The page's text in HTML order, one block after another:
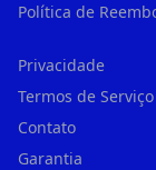
Política de
Privacidade
Termos de Serviço
Contato
Garantia